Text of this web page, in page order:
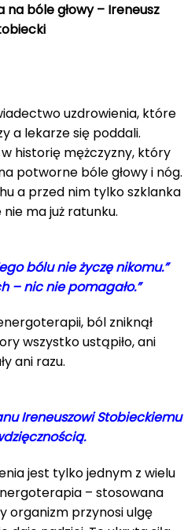
bóle głowy – Ireneusz
uzdrowienia, które
a lekarze się poddali.
historię mężczyzny, który
potworne bóle głowy i nóg.
a przed nim tylko szklanka
ma już ratunku.
bólu nie życzę nikomu.”
– nic nie pomagało.”
ból zniknął
wszystko ustąpiło, ani
ani razu.
Ireneuszowi Stobieckiemu
jest tylko jednym z wielu
– stosowana
organizm przynosi ulgę